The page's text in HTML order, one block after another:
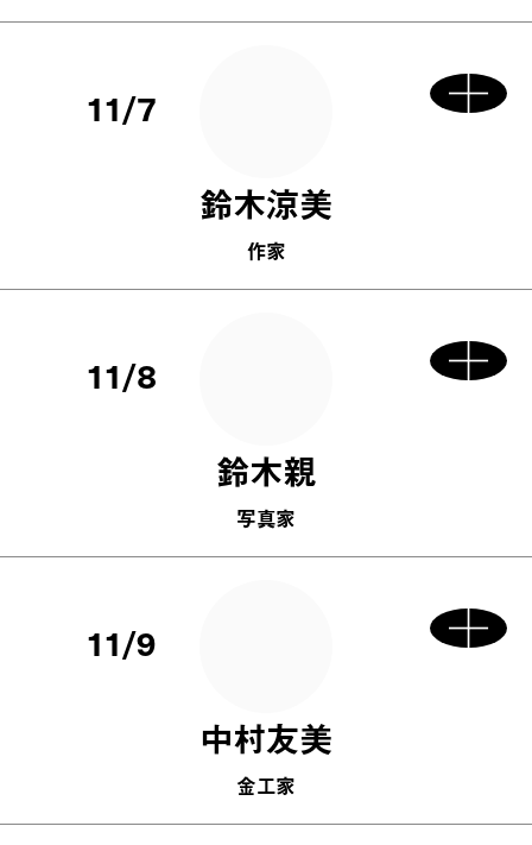
11/7
鈴木涼美
作家
11/8
鈴木親
写真家
11/9
中村友美
金工家